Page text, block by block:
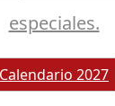
especiales.
Calendario 2027